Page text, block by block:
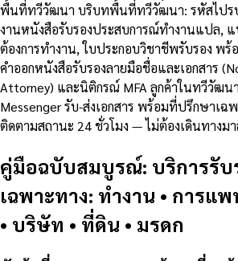
พื้นที่ทวีวัฒนา บริบทพื้นที่ทวีวัฒนา: รหัสไปร
งานหนังสือรับรองประสบการณ์ทำงานแปล,
ต้องการทำงาน, ใบประกอบวิชาชีพรับรอง พร้
คำออกหนังสือรับรองลายมือชื่อและเอกสาร
Attorney) และนิติกรณ์ MFA ลูกค้าในทวีวัฒน
Messenger รับ-ส่งเอกสาร พร้อมที่ปรึกษาเฉ
ติดตามสถานะ 24 ชั่วโมง — ไม่ต้องเดินทางม
คู่มือฉบับสมบูรณ์: บริการรับ
เฉพาะทาง: ทำงาน • การแ
• บริษัท • ที่ดิน • มรดก